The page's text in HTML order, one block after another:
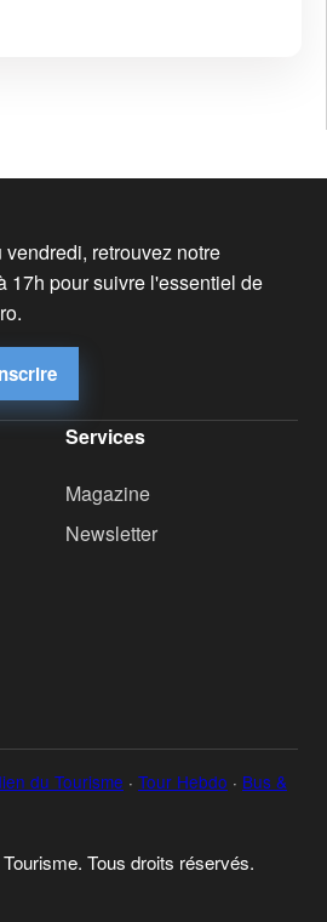
retrouvez notre
17h pour suivre l'essentiel de
Services
Magazine
Newsletter
du Tourisme · Tour Hebdo · Bus &
Tous droits réservés.